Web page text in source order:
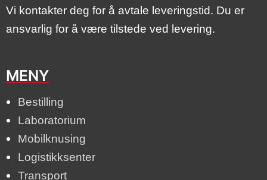
Vi kontakter deg for å avtale leveringstid. Du er
ansvarlig for å være tilstede ved levering.
MENY
Bestilling
Laboratorium
Mobilknusing
Logistikksenter
Transport